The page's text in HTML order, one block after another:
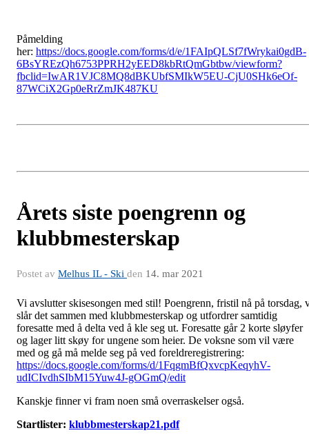
Påmelding
her: https://docs.google.com/forms/d/e/1FAIpQLSf7fWrykai0gdB-
6BsYREzQh6753PPRH2yEED8kbRtQmGbtbw/viewform?
fbclid=IwAR1VJC8MQ8dBKUbfSMIkW5EU-CjU0SHk6eOf-
87WCiX2Gp0eRrZmJK487KU
Årets siste poengrenn og
klubbmesterskap
Postet av Melhus IL - Ski den 14. mar 2021
Vi avslutter skisesongen med stil! Poengrenn, fristil nå på torsdag,
slår det sammen med klubbmesterskap og utfordrer samtidig
foresatte med å delta ved å kle seg ut. Foresatte går 2 korte sløyfer
og lager litt skøy for ungene som heier. De voksne som vil være
med og gå må melde seg på ved foreldreregistrering:
https://docs.google.com/forms/d/1FqgmBfQxvcpKeqyhV-
udICIvdhSIbM15Yuw4J-gOGmQ/edit
Kanskje finner vi fram noen små overraskelser også.
Startlister: klubbmesterskap21.pdf